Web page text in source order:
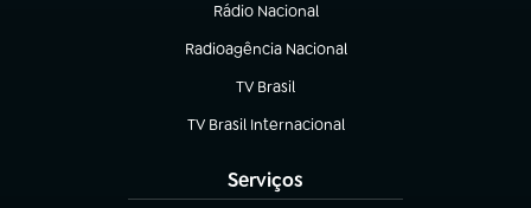
Rádio Nacional
Radioagência Nacional
(abre em nova aba)
TV Brasil
(abre em nova aba)
TV Brasil Internacional
(abre em nova aba)
Serviços